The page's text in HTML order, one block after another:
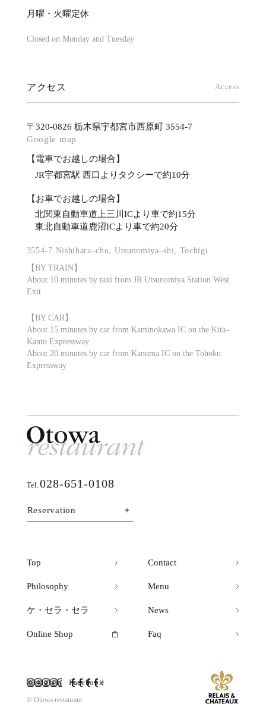
月曜・火曜定休
Closed on Monday and Tuesday
アクセス Access
〒320-0826 栃木県宇都宮市西原町 3554-7
Google map
【電車でお越しの場合】
JR宇都宮駅 西口よりタクシーで約10分
【お車でお越しの場合】
北関東自動車道上三川ICより車で約15分
東北自動車道鹿沼ICより車で約20分
3554-7 Nishihara–cho, Utsunomiya–shi, Tochigi
【BY TRAIN】
About 10 minutes by taxi from JR Utsunomiya Station West
Exit
【BY CAR】
About 15 minutes by car from Kaminokawa IC on the Kita–
Kanto Expressway
About 20 minutes by car from Kanuma IC on the Tohoku
Expressway
Tel. 028-651-0108
Reservation
Top Contact
Philosophy Menu
ケ・セラ・セラ News
Online Shop Faq
Instagram Facebook
© Otowa restaurant.